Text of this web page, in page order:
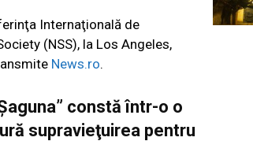
Internaţională de
(NSS), la Los Angeles,
News.ro.
constă într-o o
supravieţuirea pentru